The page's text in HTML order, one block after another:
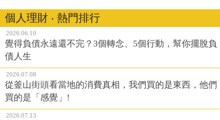
個人理財 ‧ 熱門排行
2026.06.10
覺得負債永遠還不完？3個轉念、5個行動，幫你擺脫負
債人生
2026.07.08
從釜山街頭看當地的消費真相，我們買的是東西，他們
買的是「感覺」!
2026.07.13